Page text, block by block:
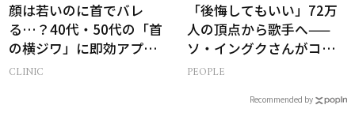
顔は若いのに首でバレ
る…？40代・50代の「首
の横ジワ」に即効アプロ
ーチする最新美容医療と
CLINIC
「後悔してもいい」72万
人の頂点から歌手へ——
ソ・イングクさんがコツ
コツ頑張れる原動力とは
PEOPLE
Recommended by